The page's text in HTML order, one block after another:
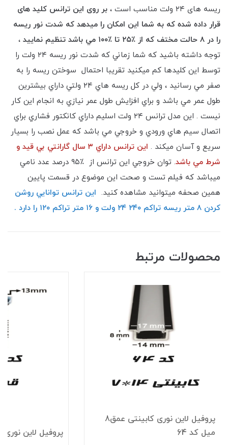
ریسه های ۲۴ ولت مناسب است ،
بر روی این ترانس کلید های
قرار داده شده که به شما این امکان را میدهد که شدت نور ریسه
را در ٨ حالت مختف كه از ٪؜٢٥ تا ٪؜١٠٠ مي باشد تنظيم نماييد
،
توجه داشته باشيد كه شما زماني كه شدت نور ريسه ٢٤ ولت را
توسط اين كليدها كم ميكنيد تقريبا احتمال سوختن ريسه را به
صفر مي رسانيد ، ولي در كل ريسه هاي ٢٤ ولتي داراي بيشترين
طول عمر مي باشد و براي افزايش طول عمر نيازي به انجام اين كار
نيست . اين مدل ترانس ٢٤ ولت اسليم داراي كانكتور فشاري براي
اتصال سيم هاي ورودي و خروجي مي باشد كه عمل نصب را بسيار
سريع و آسان ميكند .
اين ترانس داراي ٣ سال گارانتي بي قيد و
شرط مي باشد
. توان خروجي اين ترانس از ٪؜٩٥ درصد عدد نامي
ميباشد كه فيلم تست و صحت اين موضوع در قسمت پايين
همين صحفه ميتوانيد مشاهده كنيد. اين ترانس توانايي روشن
كردن ٨ متر ريسه تراكم ٢٤٠ ٢٤ ولت و ١٦ متر تراكم ١٢٠ را دارد .
محصولات مرتبط
پروفیل لاین نوری کابینتی عمق8
میل کد 64
پروفیل لاین نوری